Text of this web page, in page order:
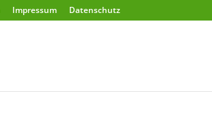
Impressum Datenschutz